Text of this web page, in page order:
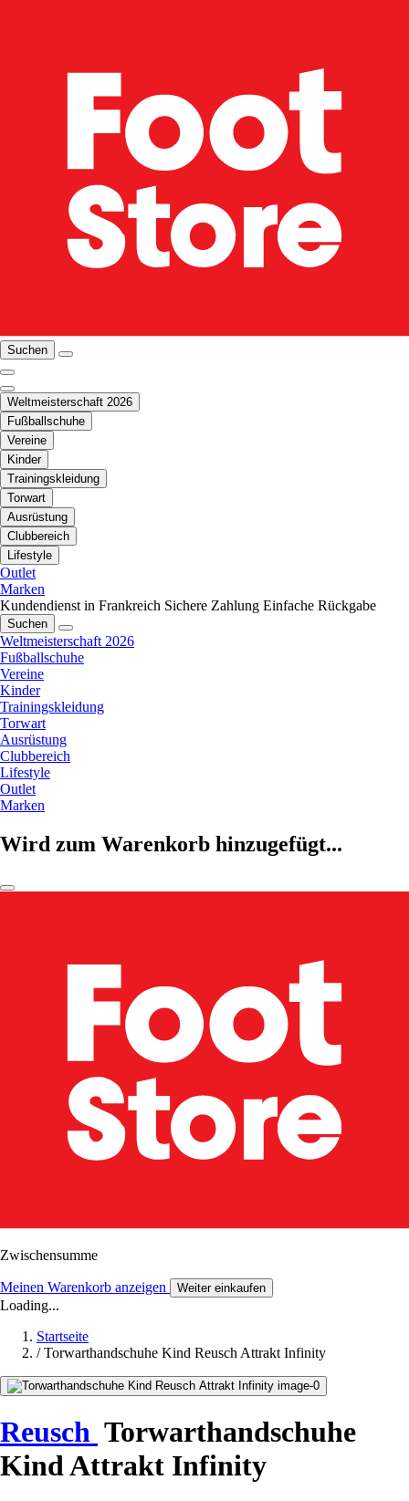
Suchen
Weltmeisterschaft 2026
Fußballschuhe
Vereine
Kinder
Trainingskleidung
Torwart
Ausrüstung
Clubbereich
Lifestyle
Outlet
Marken
Kundendienst in Frankreich Sichere Zahlung Einfache Rückgabe
Suchen
Weltmeisterschaft 2026
Fußballschuhe
Vereine
Kinder
Trainingskleidung
Torwart
Ausrüstung
Clubbereich
Lifestyle
Outlet
Marken
Wird zum Warenkorb hinzugefügt...
Zwischensumme
Meinen Warenkorb anzeigen Weiter einkaufen
Loading...
Startseite
/ Torwarthandschuhe Kind Reusch Attrakt Infinity
Reusch Torwarthandschuhe
Kind Attrakt Infinity